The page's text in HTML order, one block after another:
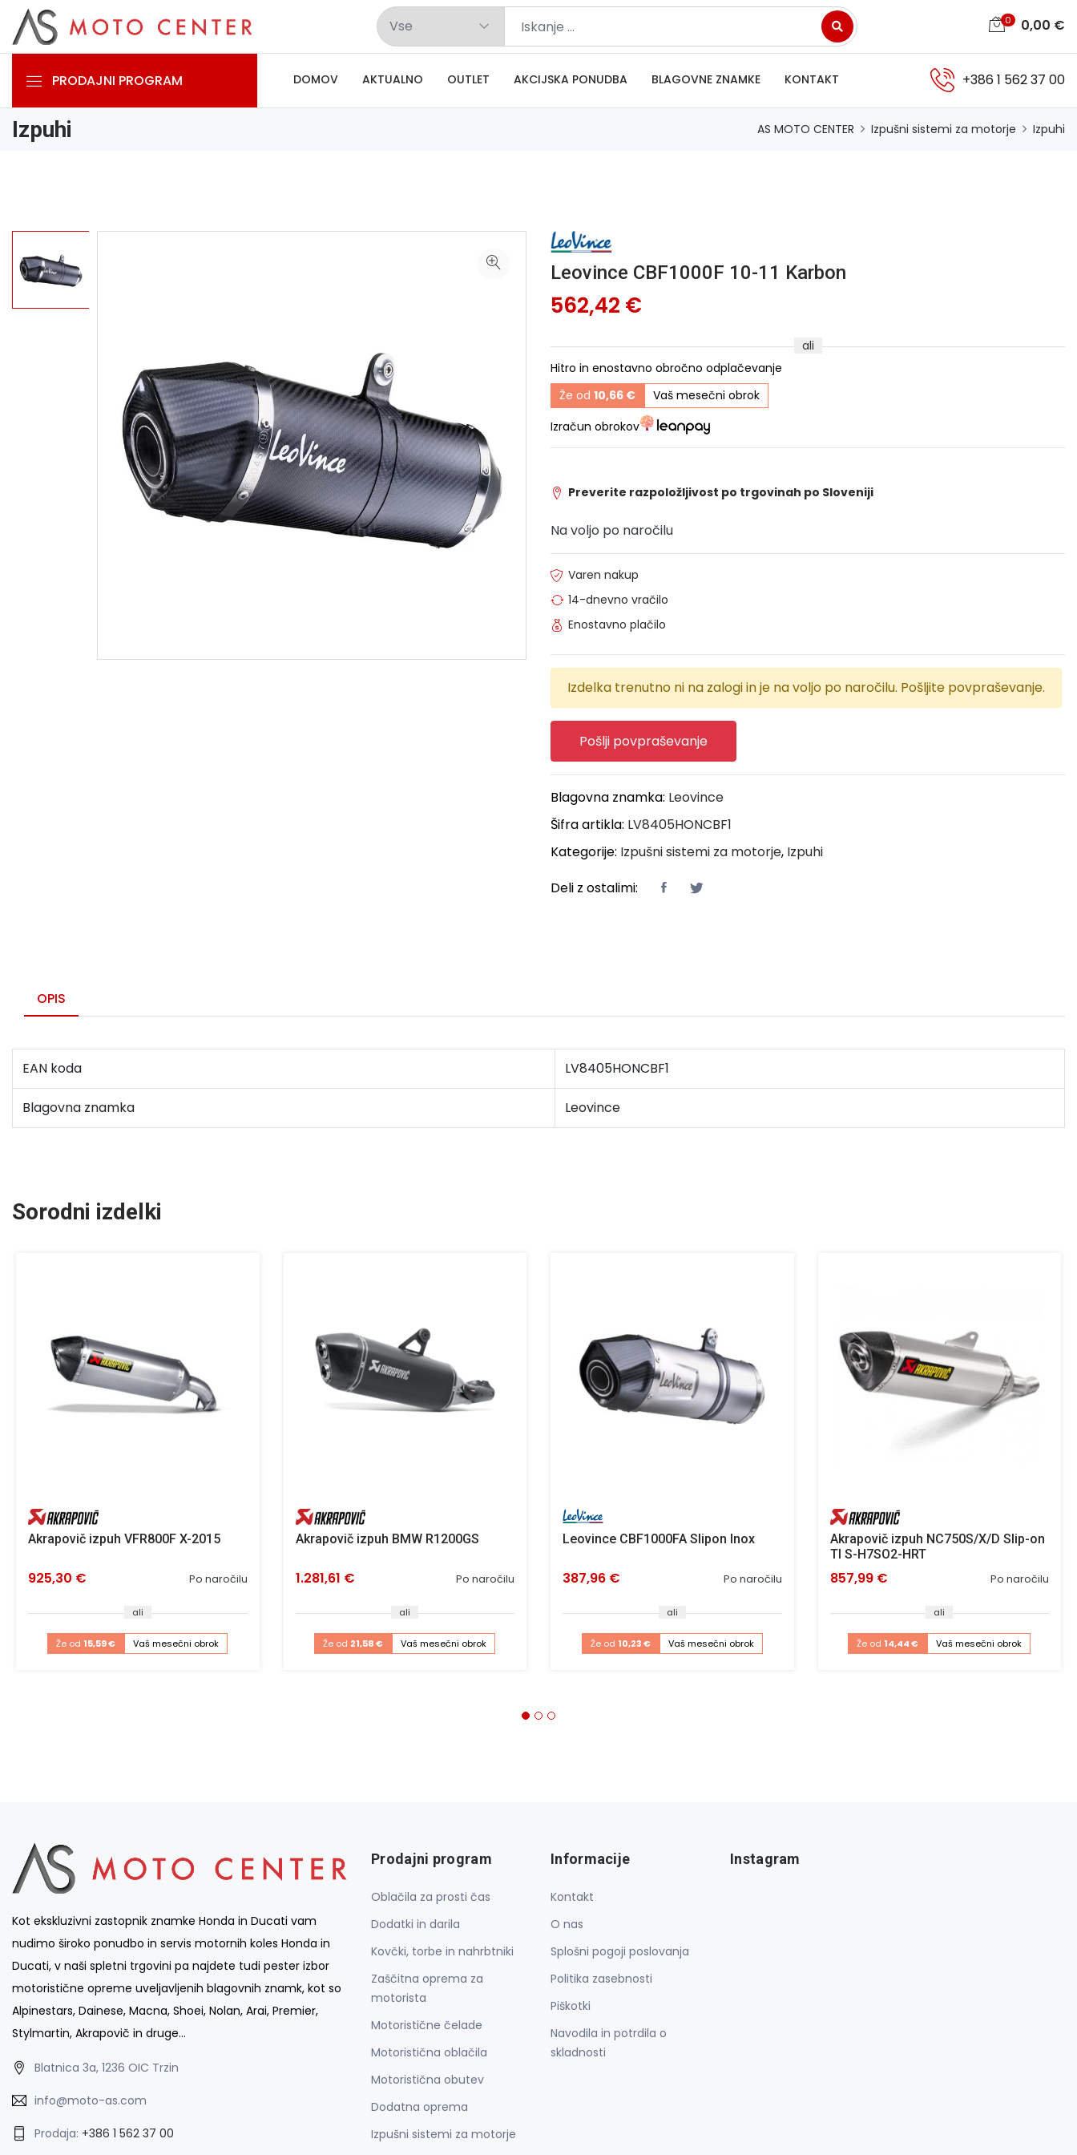
0 0,00 €
PRODAJNI PROGRAM DOMOV AKTUALNO OUTLET AKCIJSKA PONUDBA BLAGOVNE ZNAMKE KONTAKT +386 1 562 37 00
Izpuhi AS MOTO CENTER Izpušni sistemi za motorje Izpuhi
Leovince CBF1000F 10-11 Karbon
562,42 €
ali
Hitro in enostavno obročno odplačevanje
Že od 10,66 €
Vaš mesečni obrok
Izračun obrokov
Preverite razpoložljivost po trgovinah po Sloveniji
Na voljo po naročilu
Varen nakup
14-dnevno vračilo
Enostavno plačilo
Izdelka trenutno ni na zalogi in je na voljo po naročilu. Pošljite povpraševanje.
Pošlji povpraševanje
Blagovna znamka: Leovince
Šifra artikla: LV8405HONCBF1
Kategorije: Izpušni sistemi za motorje, Izpuhi
Deli z ostalimi:
OPIS
EAN koda LV8405HONCBF1
Blagovna znamka Leovince
Sorodni izdelki
Akrapovič izpuh VFR800F X-2015
Po naročilu
925,30 €
ali
Že od 15,59 € Vaš mesečni obrok
Akrapovič izpuh BMW R1200GS
Po naročilu
1.281,61 €
ali
Že od 21,58 € Vaš mesečni obrok
Leovince CBF1000FA Slipon Inox
Po naročilu
387,96 €
ali
Že od 10,23 € Vaš mesečni obrok
Akrapovič izpuh NC750S/X/D Slip-on
TI S-H7SO2-HRT
Po naročilu
857,99 €
ali
Že od 14,44 € Vaš mesečni obrok
Kot ekskluzivni zastopnik znamke Honda in Ducati vam
nudimo široko ponudbo in servis motornih koles Honda in
Ducati, v naši spletni trgovini pa najdete tudi pester izbor
motoristične opreme uveljavljenih blagovnih znamk, kot so
Alpinestars, Dainese, Macna, Shoei, Nolan, Arai, Premier,
Stylmartin, Akrapovič in druge…
Blatnica 3a, 1236 OIC Trzin
info@moto-as.com
Prodaja: +386 1 562 37 00
Prodajni program
Oblačila za prosti čas
Dodatki in darila
Kovčki, torbe in nahrbtniki
Zaščitna oprema za
motorista
Motoristične čelade
Motoristična oblačila
Motoristična obutev
Dodatna oprema
Izpušni sistemi za motorje
Informacije
Kontakt
O nas
Splošni pogoji poslovanja
Politika zasebnosti
Piškotki
Navodila in potrdila o
skladnosti
Instagram